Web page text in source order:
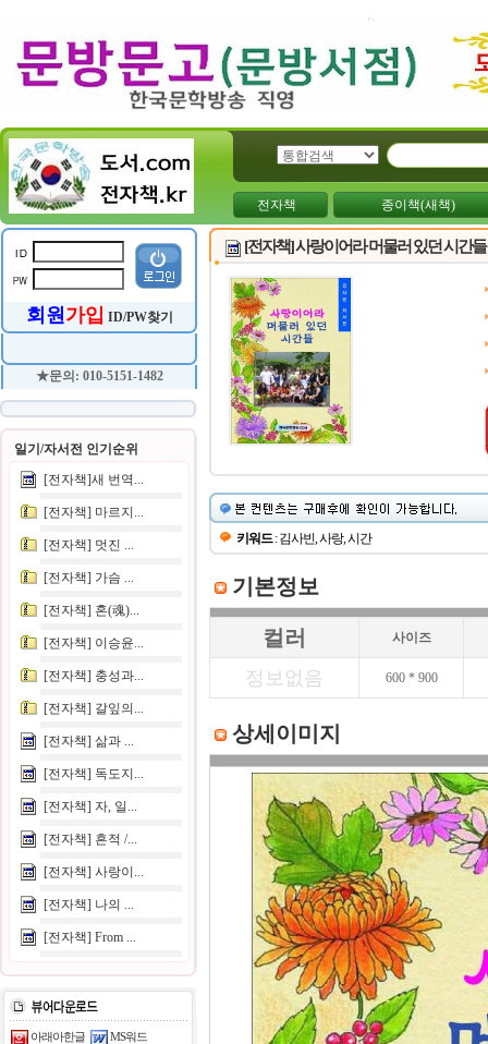
전자책 종이책(새책)
회원가입 ID/PW찾기
★문의: 010-5151-1482
일기/자서전 인기순위
[전자책]새 번역...
[전자책] 마르지...
[전자책] 멋진 ...
[전자책] 가슴 ...
[전자책] 혼(魂)...
[전자책] 이승윤...
[전자책] 충성과...
[전자책] 갈잎의...
[전자책] 삶과 ...
[전자책] 독도지...
[전자책] 자, 일...
[전자책] 흔적 /...
[전자책] 사랑이...
[전자책] 나의 ...
[전자책] From ...
아래아한글 MS워드
[전자책] 사랑이어라 머물러 있던 시간들
키워드: 김사빈, 사랑, 시간
기본정보
컬러 사이즈
정보없음 600 * 900
상세이미지